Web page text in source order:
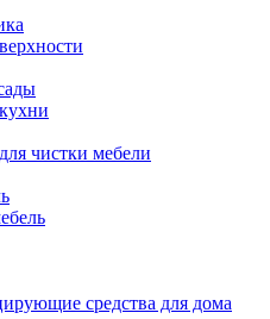
чистки мебели
средства для дома